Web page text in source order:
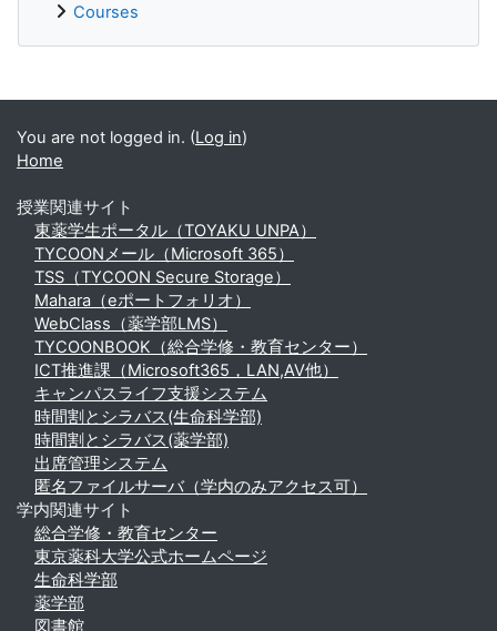
Courses
Supplementary blocks
You are not logged in. (Log in)
Home
授業関連サイト
東薬学生ポータル（TOYAKU UNPA）
TYCOONメール（Microsoft 365）
TSS（TYCOON Secure Storage）
Mahara（eポートフォリオ）
WebClass（薬学部LMS）
TYCOONBOOK（総合学修・教育センター）
ICT推進課（Microsoft365，LAN,AV他）
キャンパスライフ支援システム
時間割とシラバス(生命科学部)
時間割とシラバス(薬学部)
出席管理システム
匿名ファイルサーバ（学内のみアクセス可）
学内関連サイト
総合学修・教育センター
東京薬科大学公式ホームページ
生命科学部
薬学部
図書館